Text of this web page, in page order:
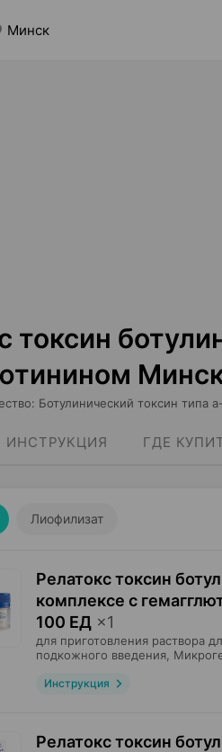
Минск
токсин
: Ботулинический токсин типа
ИНСТРУКЦИЯ ГДЕ
Лиофилизат
Релатокс токсин
комплексе с
100 ЕД ×1
для приготовления раствора
подкожного введения,
Инструкция
Релатокс токсин